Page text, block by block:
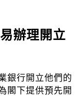
辦理開立
銀行開立他們的
閣下提供預先開